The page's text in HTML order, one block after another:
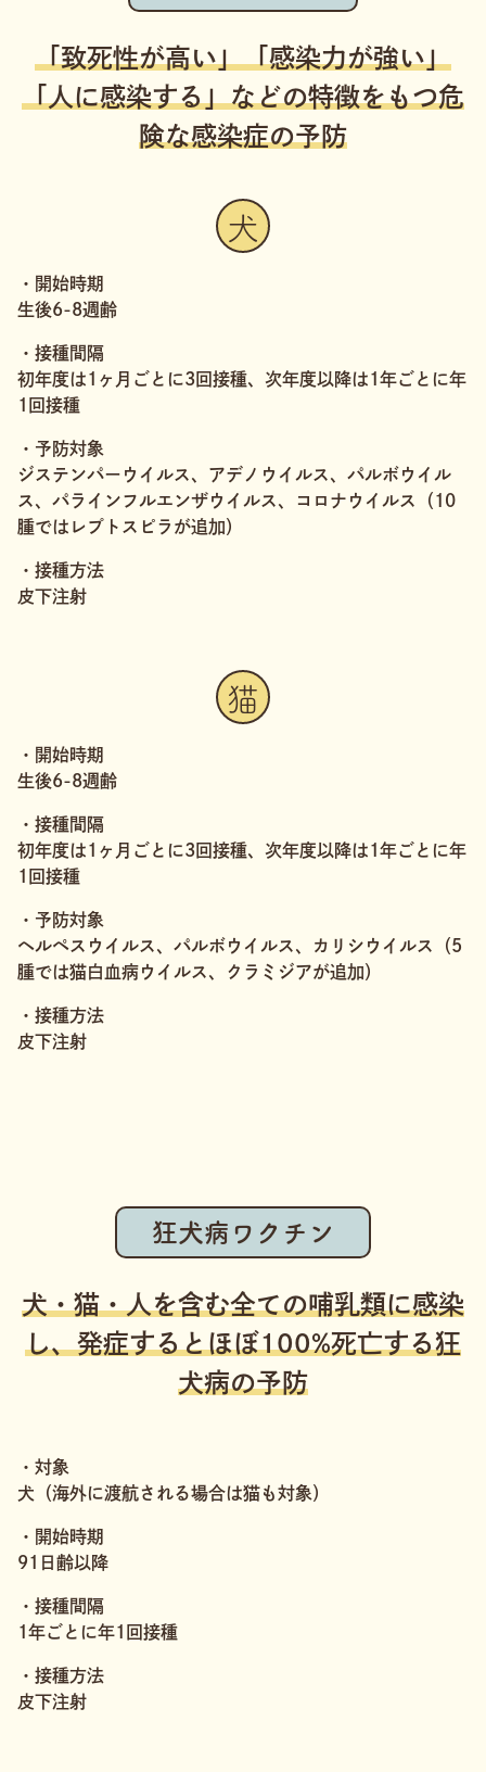
「致死性が高い」「感染力が強い」
「人に感染する」などの特徴をもつ危
険な感染症の予防
犬
・開始時期
生後6-8週齢
・接種間隔
初年度は1ヶ月ごとに3回接種、次年度以降は1年ごとに年
1回接種
・予防対象
ジステンパーウイルス、アデノウイルス、パルボウイル
ス、パラインフルエンザウイルス、コロナウイルス（10
腫ではレプトスピラが追加）
・接種方法
皮下注射
猫
・開始時期
生後6-8週齢
・接種間隔
初年度は1ヶ月ごとに3回接種、次年度以降は1年ごとに年
1回接種
・予防対象
ヘルペスウイルス、パルボウイルス、カリシウイルス（5
腫では猫白血病ウイルス、クラミジアが追加）
・接種方法
皮下注射
狂犬病ワクチン
犬・猫・人を含む全ての哺乳類に感染
し、発症するとほぼ100%死亡する狂
犬病の予防
・対象
犬（海外に渡航される場合は猫も対象）
・開始時期
91日齢以降
・接種間隔
1年ごとに年1回接種
・接種方法
皮下注射